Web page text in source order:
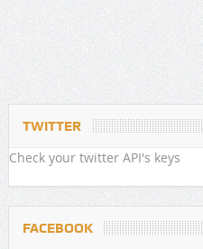
TWITTER
Check your twitter API's keys
FACEBOOK